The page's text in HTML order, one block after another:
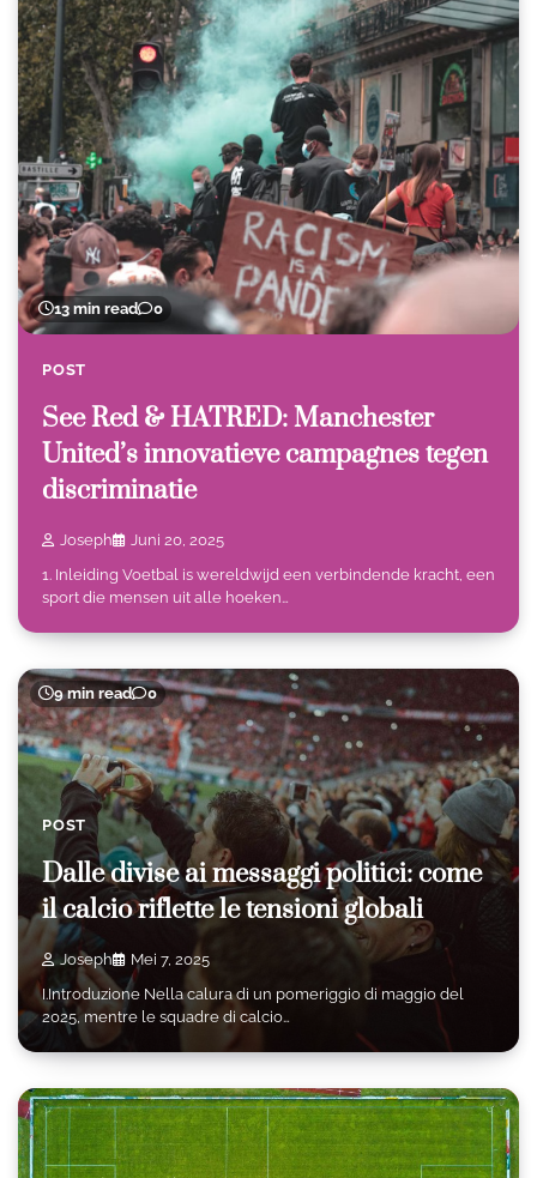
13 min read 0
POST
See Red & HATRED: Manchester
United’s innovatieve campagnes tegen
discriminatie
Joseph
Juni 20, 2025
1. Inleiding Voetbal is wereldwijd een verbindende kracht, een
sport die mensen uit alle hoeken…
9 min read 0
POST
Dalle divise ai messaggi politici: come
il calcio riflette le tensioni globali
Joseph
Mei 7, 2025
I.Introduzione Nella calura di un pomeriggio di maggio del
2025, mentre le squadre di calcio…